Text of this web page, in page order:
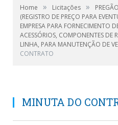
Home » Licitações »
(REGISTRO DE PREÇO PARA
EMPRESA PARA FORNECIMENTO
ACESSÓRIOS, COMPONENTES DE
LINHA, PARA MANUTENÇÃO DE
CONTRATO
MINUTA DO